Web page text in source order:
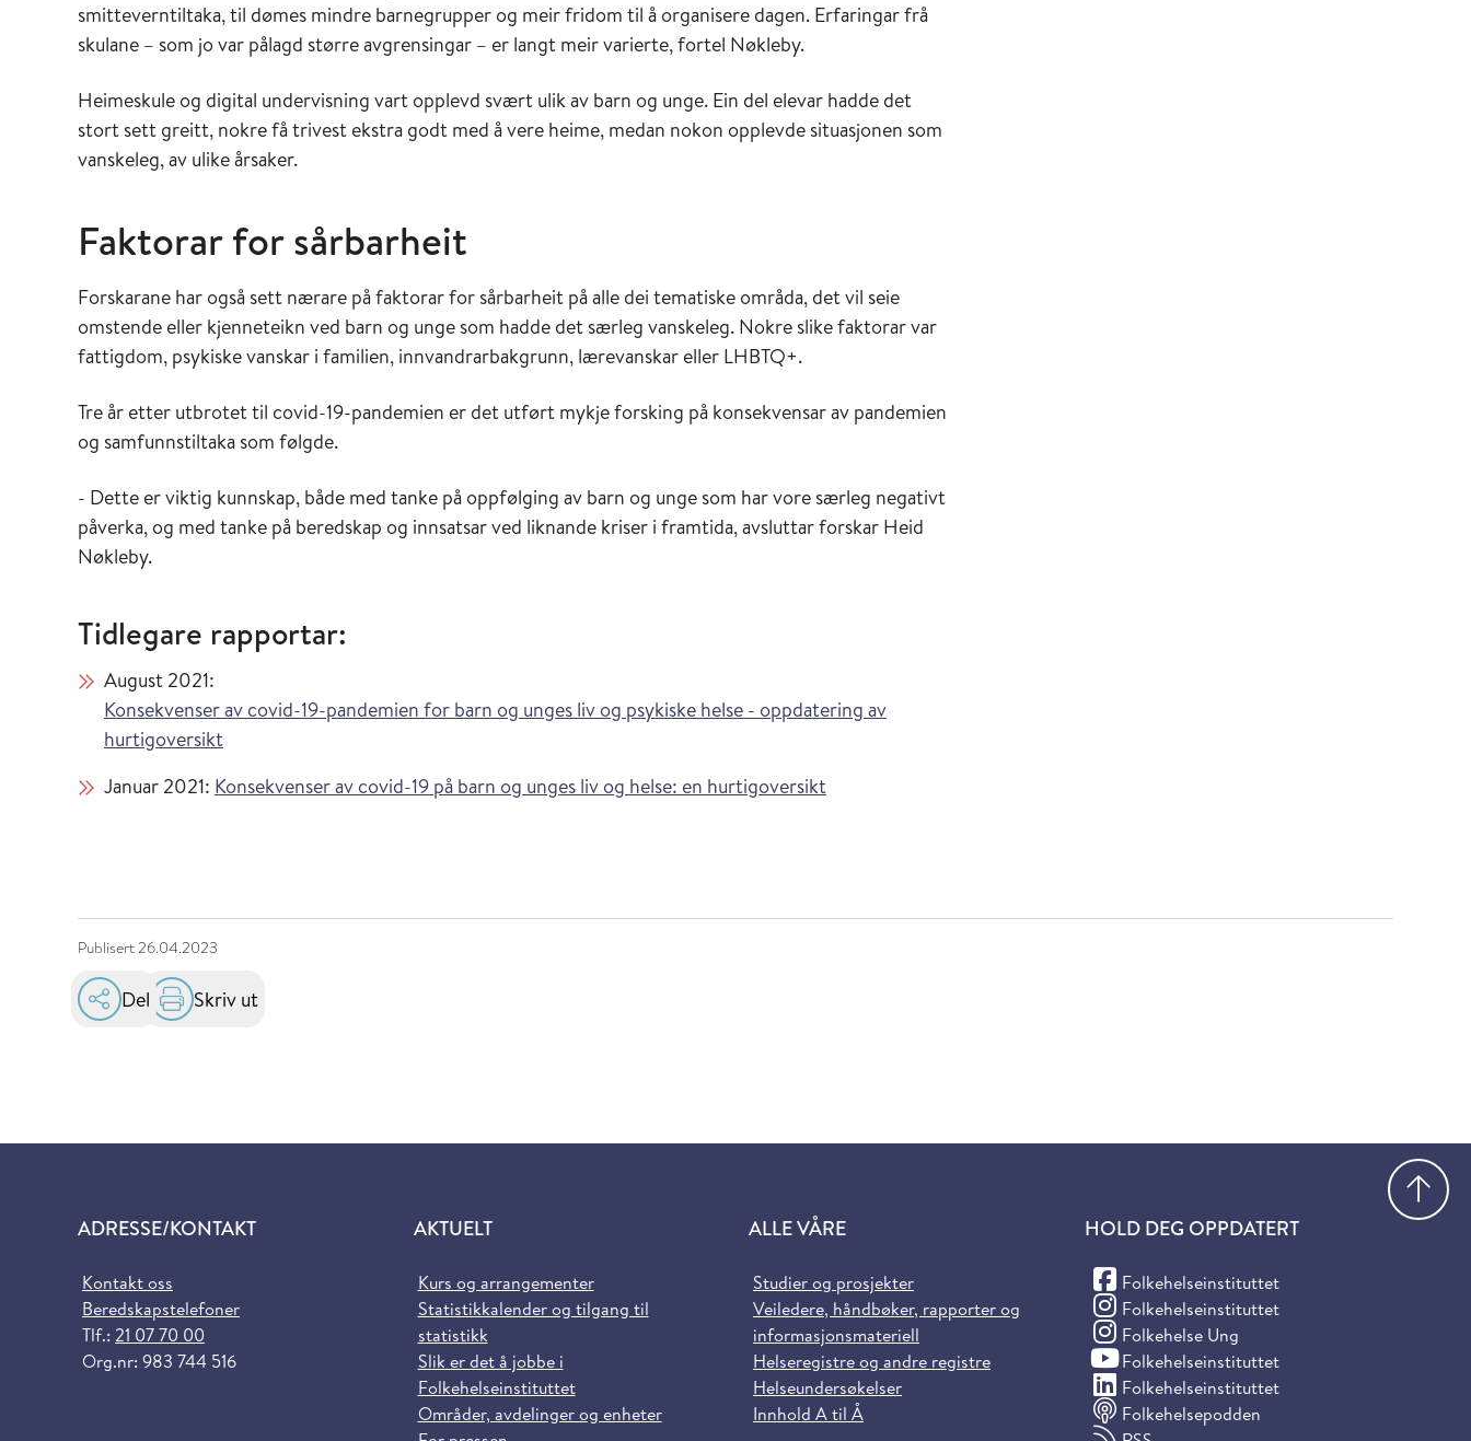
smitteverntiltaka, til dømes mindre barnegrupper og meir fridom til å organisere dagen. Erfaringar frå
skulane – som jo var pålagd større avgrensingar – er langt meir varierte, fortel Nøkleby.
Heimeskule og digital undervisning vart opplevd svært ulik av barn og unge. Ein del elevar hadde det
stort sett greitt, nokre få trivest ekstra godt med å vere heime, medan nokon opplevde situasjonen som
vanskeleg, av ulike årsaker.
Faktorar for sårbarheit
Forskarane har også sett nærare på faktorar for sårbarheit på alle dei tematiske områda, det vil seie
omstende eller kjenneteikn ved barn og unge som hadde det særleg vanskeleg. Nokre slike faktorar var
fattigdom, psykiske vanskar i familien, innvandrarbakgrunn, lærevanskar eller LHBTQ+.
Tre år etter utbrotet til covid-19-pandemien er det utført mykje forsking på konsekvensar av pandemien
og samfunnstiltaka som følgde.
- Dette er viktig kunnskap, både med tanke på oppfølging av barn og unge som har vore særleg negativt
påverka, og med tanke på beredskap og innsatsar ved liknande kriser i framtida, avsluttar forskar Heid
Nøkleby.
Tidlegare rapportar:
August 2021:
Konsekvenser av covid-19-pandemien for barn og unges liv og psykiske helse - oppdatering av
hurtigoversikt
Januar 2021: Konsekvenser av covid-19 på barn og unges liv og helse: en hurtigoversikt
Publisert26.04.2023
Del Skriv ut
ADRESSE/KONTAKT
Kontakt oss
Beredskapstelefoner
Tlf.: 21 07 70 00
Org.nr: 983 744 516
AKTUELT
Kurs og arrangementer
Statistikkalender og tilgang til
statistikk
Slik er det å jobbe i
Folkehelseinstituttet
Områder, avdelinger og enheter
ALLE VÅRE
Studier og prosjekter
Veiledere, håndbøker, rapporter og
informasjonsmateriell
Helseregistre og andre registre
Helseundersøkelser
Innhold A til Å
HOLD DEG OPPDATERT
Folkehelseinstituttet
(Facebook)
Folkehelseinstituttet
(Instagram)
Folkehelse Ung
(Instagram)
Folkehelseinstituttet
(YouTube)
Folkehelseinstituttet
(LinkedIn)
Folkehelsepodden